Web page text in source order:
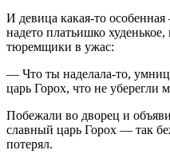
И девица какая-то
надето платьишко
тюремщики в ужас:
— Что ты наделала-то,
царь Горох, что не
Побежали во дворец и
славный царь Горох — так
потерял.